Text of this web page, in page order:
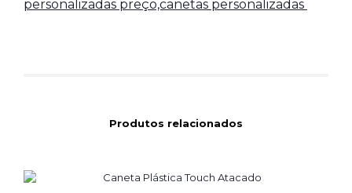
personalizadas preço,canetas personalizadas
Produtos relacionados